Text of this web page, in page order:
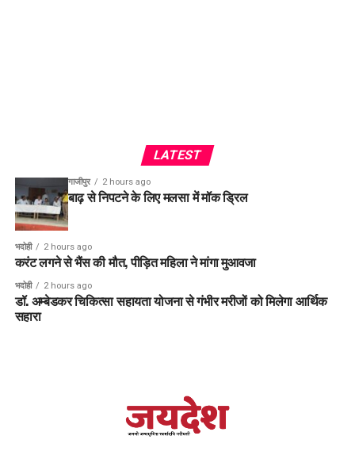
LATEST
गाजीपुर 2 hours ago
बाढ़ से निपटने के लिए मलसा में मॉक ड्रिल
भदोही 2 hours ago
करंट लगने से भैंस की मौत, पीड़ित महिला ने मांगा मुआवजा
भदोही 2 hours ago
डॉ. अम्बेडकर चिकित्सा सहायता योजना से गंभीर मरीजों को मिलेगा आर्थिक
सहारा